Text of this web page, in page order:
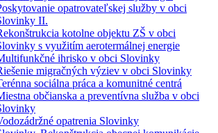
opatrovateľskej služby v obci
II.
kotolne objektu ZŠ v obci
s využitím aerotermálnej energie
ihrisko v obci Slovinky
migračných výziev v obci Slovinky
sociálna práca a komunitné centrá
občianska a preventívna služba v obci
opatrenia Slovinky